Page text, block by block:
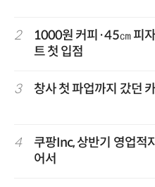
2
1000원 커피·45㎝ 피
트 첫 입점
3 창사 첫 파업까지 갔던
4
쿠팡Inc, 상반기 영업
어서